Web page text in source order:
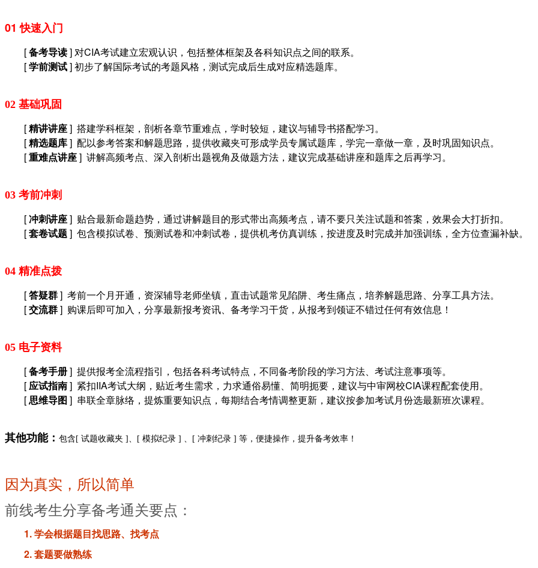
01 快速入门
[备考导读] 对CIA考试建立宏观认识，包括整体框架及各科知识点之间的联系。
[学前测试] 初步了解国际考试的考题风格，测试完成后生成对应精选题库。
02 基础巩固
[精讲讲座] 搭建学科框架，剖析各章节重难点，学时较短，建议与辅导书搭配学习。
[精选题库] 配以参考答案和解题思路，提供收藏夹可形成学员专属试题库，学完一章做一章，及时巩固知识点。
[重难点讲座] 讲解高频考点、深入剖析出题视角及做题方法，建议完成基础讲座和题库之后再学习。
03 考前冲刺
[冲刺讲座] 贴合最新命题趋势，通过讲解题目的形式带出高频考点，请不要只关注试题和答案，效果会大打折扣。
[套卷试题] 包含模拟试卷、预测试卷和冲刺试卷， 提供机考仿真训练，按进度及时完成并加强训练，全方位查漏补缺。
04 精准点拨
[答疑群] 考前一个月开通，资深辅导老师坐镇，直击试题常见陷阱、考生痛点，培养解题思路、分享工具方法。
[交流群] 购课后即可加入，分享最新报考资讯、备考学习干货，从报考到领证不错过任何有效信息！
05 电子资料
[备考手册] 提供报考全流程指引，包括各科考试特点，不同备考阶段的学习方法、考试注意事项等。
[应试指南] 紧扣IIA考试大纲，贴近考生需求，力求通俗易懂、简明扼要，建议与中审网校CIA课程配套使用。
[思维导图 ] 串联全章脉络，提炼重要知识点，每期结合考情调整更新，建议按参加考试月份选最新班次课程。
其他功能： 包含[ 试题收藏夹 ]、[ 模拟纪录 ] 、[ 冲刺纪录 ] 等，便捷操作，提升备考效率！
因为真实，所以简单
前线考生分享备考通关要点：
1. 学会根据题目找思路、找考点
2. 套题要做熟练